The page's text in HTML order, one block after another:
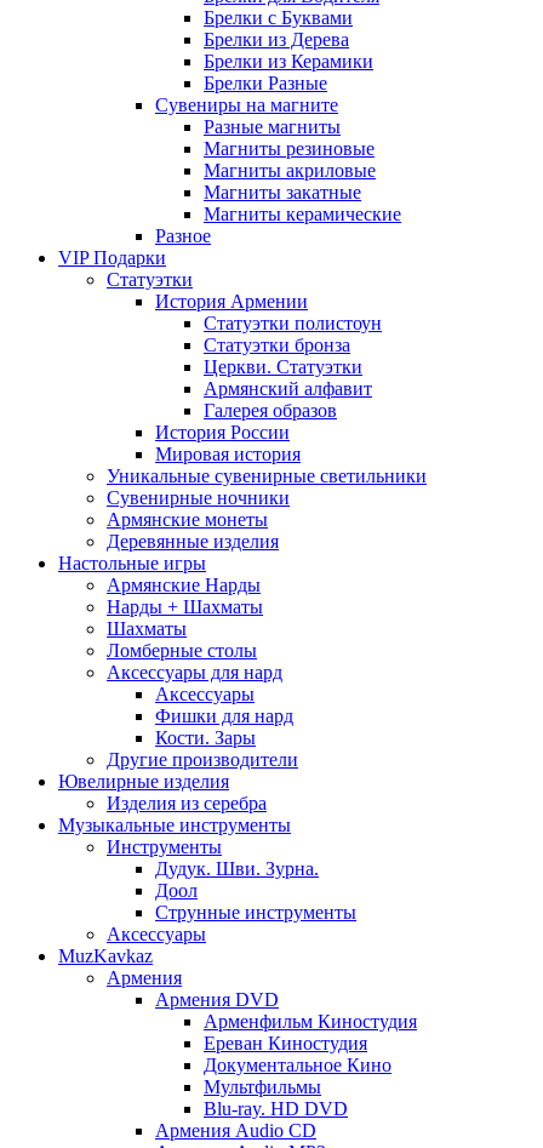
Брелки с Буквами
Брелки из Дерева
Брелки из Керамики
Брелки Разные
Сувениры на магните
Разные магниты
Магниты резиновые
Магниты акриловые
Магниты закатные
Магниты керамические
Разное
VIP Подарки
Статуэтки
История Армении
Статуэтки полистоун
Статуэтки бронза
Церкви. Статуэтки
Армянский алфавит
Галерея образов
История России
Мировая история
Уникальные сувенирные светильники
Сувенирные ночники
Армянские монеты
Деревянные изделия
Настольные игры
Армянские Нарды
Нарды + Шахматы
Шахматы
Ломберные столы
Аксессуары для нард
Аксессуары
Фишки для нард
Кости. Зары
Другие производители
Ювелирные изделия
Изделия из серебра
Музыкальные инструменты
Инструменты
Дудук. Шви. Зурна.
Доол
Струнные инструменты
Аксессуары
MuzKavkaz
Армения
Армения DVD
Арменфильм Киностудия
Ереван Киностудия
Документальное Кино
Мультфильмы
Blu-ray. HD DVD
Армения Audio CD